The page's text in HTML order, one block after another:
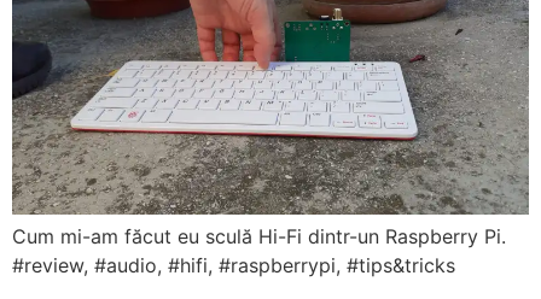
Cum mi-am făcut eu sculă Hi-Fi dintr-un Raspberry Pi.
#review, #audio, #hifi, #raspberrypi, #tips&tricks